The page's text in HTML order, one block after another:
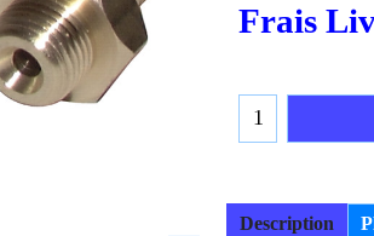
Frais
Description